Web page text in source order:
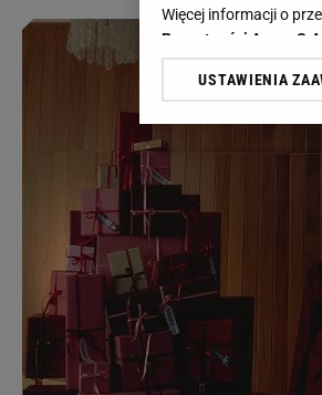
Więcej informacji o
Prywatności Agora S.A.
Klikając „Akceptuję”
dotyczące plików
odnośnik
plików cookie możliwa
My, nasi Zaufani
Użycie dokładnych
Przechowywanie
badnie odbiorców i
USTAWIENIA